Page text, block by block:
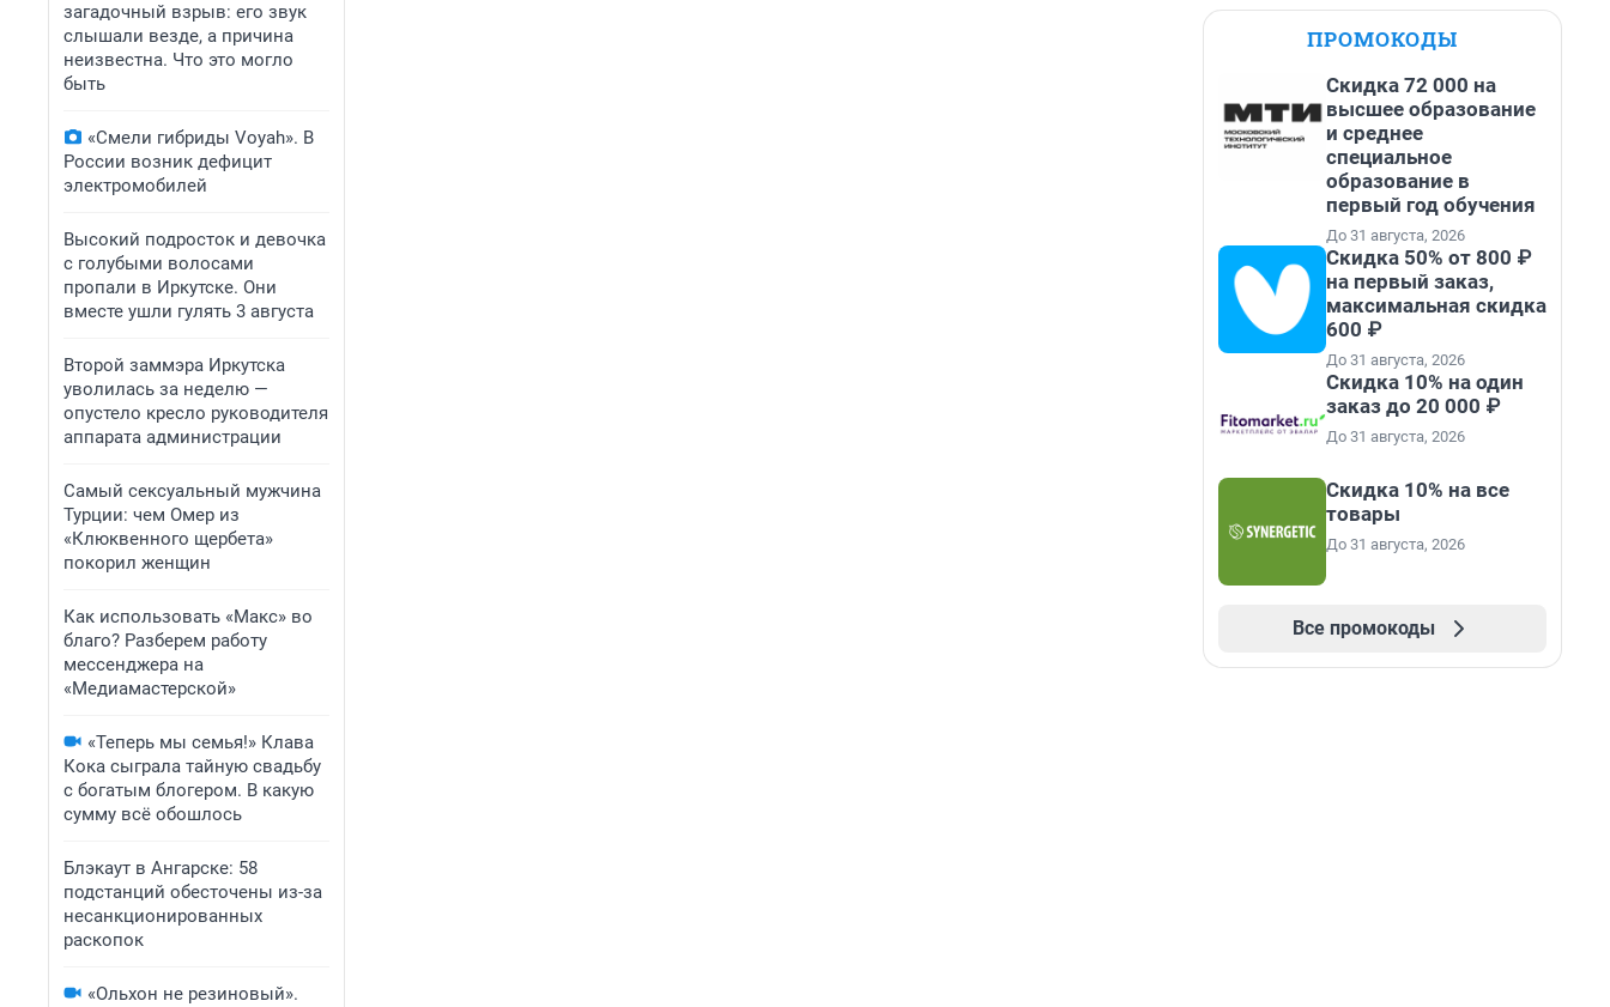
загадочный взрыв: его звук
слышали везде, а причина
неизвестна. Что это могло
быть
«Смели гибриды Voyah». В
России возник дефицит
электромобилей
Высокий подросток и девочка
с голубыми волосами
пропали в Иркутске. Они
вместе ушли гулять 3 августа
Второй заммэра Иркутска
уволилась за неделю —
опустело кресло руководителя
аппарата администрации
Самый сексуальный мужчина
Турции: чем Омер из
«Клюквенного щербета»
покорил женщин
Как использовать «Макс» во
благо? Разберем работу
мессенджера на
«Медиамастерской»
«Теперь мы семья!» Клава
Кока сыграла тайную свадьбу
с богатым блогером. В какую
сумму всё обошлось
Блэкаут в Ангарске: 58
подстанций обесточены из-за
несанкционированных
раскопок
«Ольхон не резиновый».
ПРОМОКОДЫ
Скидка 72 000 на
высшее образование
и среднее
специальное
образование в
первый год обучения
До 31 августа, 2026
Скидка 50% от 800 ₽
на первый заказ,
максимальная скидка
600 ₽
До 31 августа, 2026
Скидка 10% на один
заказ до 20 000 ₽
До 31 августа, 2026
Скидка 10% на все
товары
До 31 августа, 2026
Все промокоды